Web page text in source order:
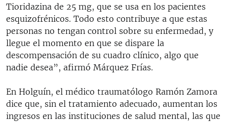
Tioridazina de 25 mg, que se usa en los pacientes
esquizofrénicos. Todo esto contribuye a que estas
personas no tengan control sobre su enfermedad, y
llegue el momento en que se dispare la
descompensación de su cuadro clínico, algo que
nadie desea”, afirmó Márquez Frías.
En Holguín, el médico traumatólogo Ramón Zamora
dice que, sin el tratamiento adecuado, aumentan los
ingresos en las instituciones de salud mental, las que